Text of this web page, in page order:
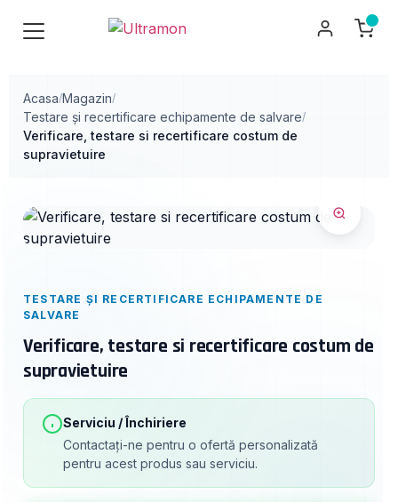
Acasa/Magazin/
Testare și recertificare echipamente de salvare/
Verificare, testare si recertificare costum de
supravietuire
TESTARE ȘI RECERTIFICARE ECHIPAMENTE DE
SALVARE
Verificare, testare si recertificare costum de
supravietuire
Serviciu / Închiriere
Contactați-ne pentru o ofertă personalizată
pentru acest produs sau serviciu.